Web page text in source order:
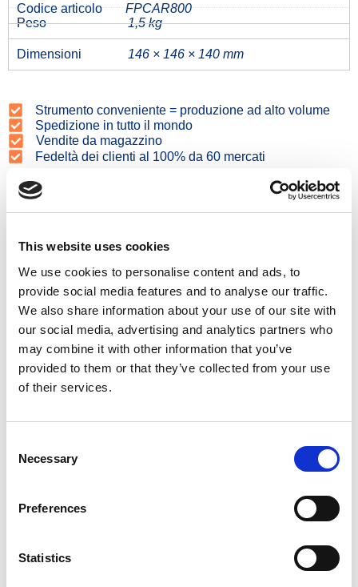
This website uses cookies
We use cookies to personalise content and ads, to
provide social media features and to analyse our traffic.
We also share information about your use of our site with
our social media, advertising and analytics partners who
may combine it with other information that you’ve
provided to them or that they’ve collected from your use
of their services.
Selection
Necessary
Preferences
Statistics
Codice articolo
FPCAR800
Peso
1,5 kg
Dimensioni 146 × 146 × 140 mm
Strumento conveniente = produzione ad alto volume
Spedizione in tutto il mondo
Vendite da magazzino
Fedeltà dei clienti al 100% da 60 mercati
Strumento universale per il
montaggio dei supporti per pali da
Benefici